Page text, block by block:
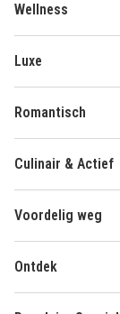
Wellness
Luxe
Romantisch
Culinair & Actief
Voordelig weg
Ontdek